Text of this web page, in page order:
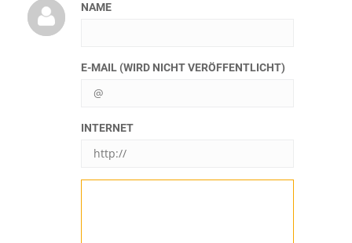
NAME
E-MAIL (WIRD NICHT VERÖFFENTLICHT)
INTERNET